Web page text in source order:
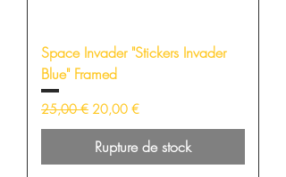
Space Invader "Stickers Invader
Blue" Framed
Prix original
25,00 € Prix promotionnel
20,00 €
Rupture de stock